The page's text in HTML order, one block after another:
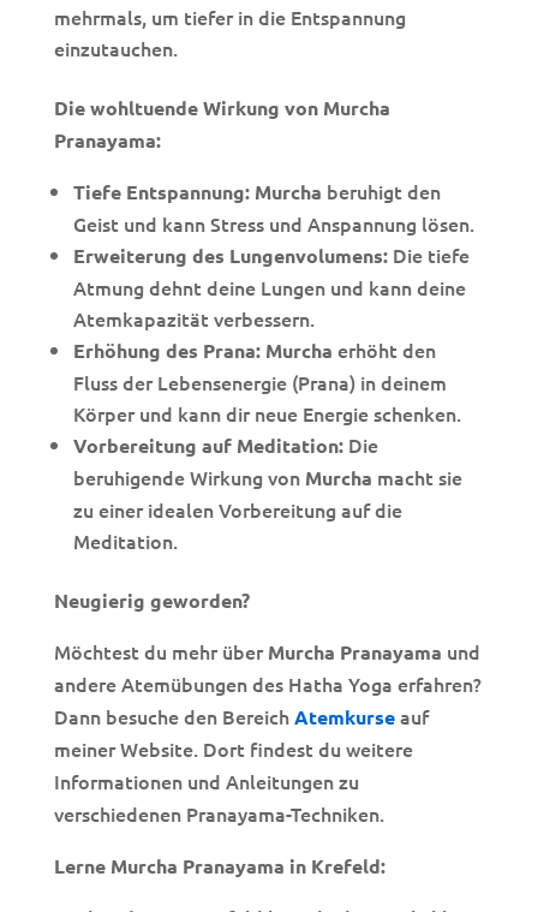
mehrmals, um tiefer in die Entspannung
einzutauchen.
Die wohltuende Wirkung von Murcha
Pranayama:
Tiefe Entspannung: Murcha beruhigt den
Geist und kann Stress und Anspannung lösen.
Erweiterung des Lungenvolumens:Die tiefe
Atmung dehnt deine Lungen und kann deine
Atemkapazität verbessern.
Erhöhung des Prana: Murcha erhöht den
Fluss der Lebensenergie (Prana) in deinem
Körper und kann dir neue Energie schenken.
Vorbereitung auf Meditation:Die
beruhigende Wirkung von Murcha macht sie
zu einer idealen Vorbereitung auf die
Meditation.
Neugierig geworden?
Möchtest du mehr überMurcha Pranayama und
andere Atemübungen des Hatha Yoga erfahren?
Dann besuche den BereichAtemkurseauf
meiner Website. Dort findest du weitere
Informationen und Anleitungen zu
verschiedenen Pranayama-Techniken.
Lerne Murcha Pranayama in Krefeld: